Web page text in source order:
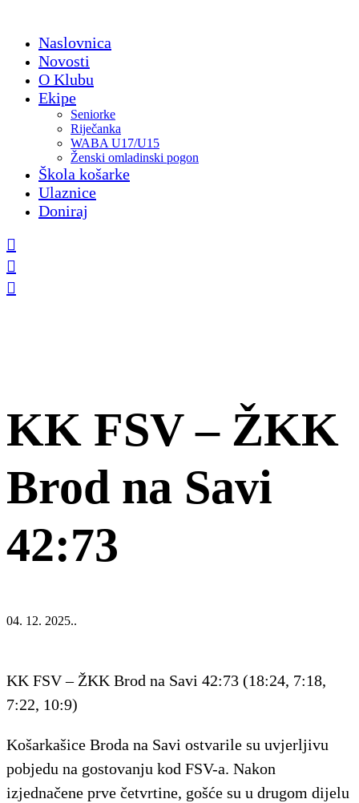
contentNaslovnica
Novosti
O Klubu
Ekipe
Seniorke
Riječanka
WABA U17/U15
Ženski omladinski pogon
Škola košarke
Ulaznice
Doniraj
KK FSV – ŽKK
Brod na Savi
42:73
04. 12. 2025..
KK FSV – ŽKK Brod na Savi 42:73 (18:24, 7:18,
7:22, 10:9)
Košarkašice Broda na Savi ostvarile su uvjerljivu
pobjedu na gostovanju kod FSV-a. Nakon
izjednačene prve četvrtine, gošće su u drugom dijelu